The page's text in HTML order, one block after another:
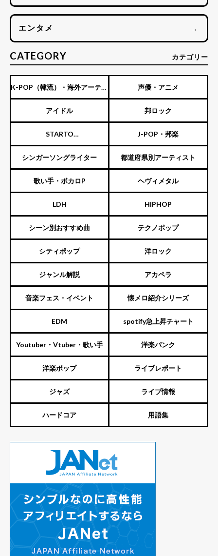
エンタメ →
CATEGORY カテゴリー
K-POP（韓流）・海外アーティ
スト
声優・アニメ
アイドル 邦ロック
STARTO
ENTERTAINMENT（旧ジャニ
ーズ）
J-POP・邦楽
シンガーソングライター 都道府県別アーティスト
歌い手・ボカロP ヘヴィメタル
LDH HIPHOP
シーン別おすすめ曲 テクノポップ
シティポップ 洋ロック
ジャンル解説 アカペラ
音楽フェス・イベント 懐メロ紹介シリーズ
EDM spotify急上昇チャート
Youtuber・Vtuber・歌い手 洋楽パンク
洋楽ポップ ライブレポート
ジャズ ライブ情報
ハードコア 用語集